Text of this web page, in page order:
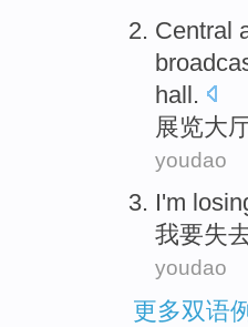
Central
hall.
展览大
youdao
I'm
我要失
youdao
更多双语